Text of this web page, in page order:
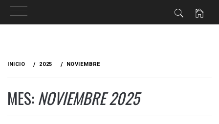
INICIO 2025 NOVIEMBRE
MES:NOVIEMBRE 2025